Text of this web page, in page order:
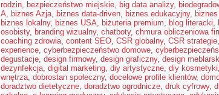
rodzin, bezpieczeństwo miejskie, big data analizy,
A, biznes Azja, biznes data-driven, biznes edukacyjny,
biznes lokalny, biznes USA, biżuteria premium, blog literacki,
osobisty, branding wizualny, chatboty, chmura obliczeniowa
coaching zdrowia, content SEO, CSR globalny, CSR strategie,
experience, cyberbezpieczeństwo domowe,
degustacje, design firmowy, design graficzny, design
dezynfekcja, digital marketing, diy artystyczne, diy kosmetyki,
wnętrza, dobrostan społeczny, docelowe profile klientów,
doradztwo dietetyczne, doradztwo ogrodnicze, druk cyfrowy,